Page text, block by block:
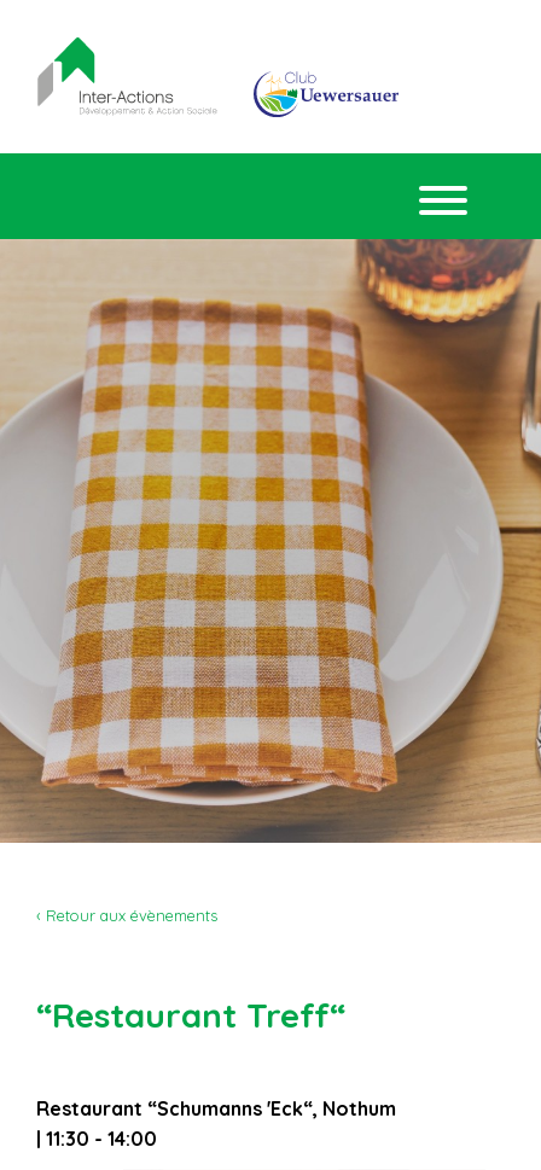
‹ Retour aux évènements
“Restaurant Treff“
Restaurant “Schumanns 'Eck“, Nothum
| 11:30 - 14:00